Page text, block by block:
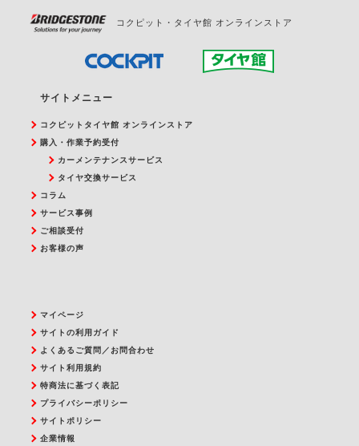
コクピット・タイヤ館 オンラインストア
サイトメニュー
コクピットタイヤ館 オンラインストア
購入・作業予約受付
カーメンテナンスサービス
タイヤ交換サービス
コラム
サービス事例
ご相談受付
お客様の声
マイページ
サイトの利用ガイド
よくあるご質問／お問合わせ
サイト利用規約
特商法に基づく表記
プライバシーポリシー
サイトポリシー
企業情報